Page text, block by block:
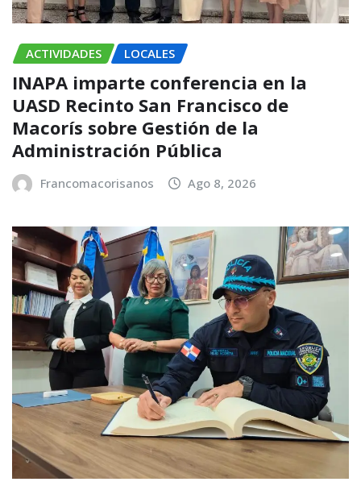
ACTIVIDADES LOCALES
INAPA imparte conferencia en la
UASD Recinto San Francisco de
Macorís sobre Gestión de la
Administración Pública
Francomacorisanos Ago 8, 2026